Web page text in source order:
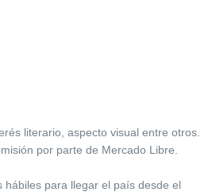
literario, aspecto visual entre otros.
por parte de Mercado Libre.
para llegar el país desde el